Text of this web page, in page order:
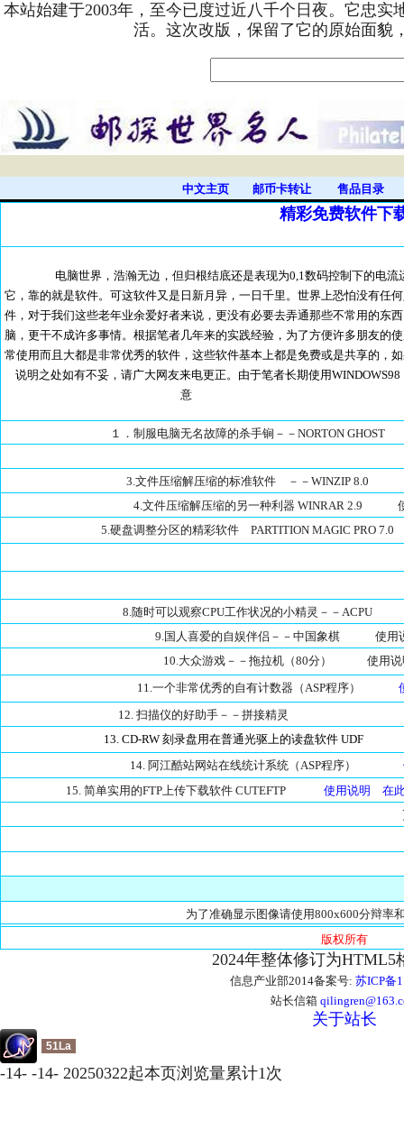
本站始建于2003年，至今已度过近八千个日夜。它忠
活。这次改版，保留了它的原始面貌
中文主页 邮币卡转让 售品目录
精彩免费软件下
电脑世界，浩瀚无边，但归根结底还是表现为0,1数码控制下的电流运
它，靠的就是软件。可这软件又是日新月异，一日千里。世界上恐怕没有任
件，对于我们这些老年业余爱好者来说，更没有必要去弄通那些不常用的东
脑，更干不成许多事情。根据笔者几年来的实践经验，为了方便许多朋友的
常使用而且大都是非常优秀的软件，这些软件基本上都是免费或是共享的，
说明之处如有不妥，请广大网友来电更正。由于笔者长期使用
１．制服电脑无名故障的杀手锏－－NORTON
3.文件压缩解压缩的标准软件 －－WINZIP
4.文件压缩解压缩的另一种利器 WINRAR
5.硬盘调整分区的精彩软件 PARTITION MAGIC
8.随时可以观察CPU工作状况的小精灵－－
9.国人喜爱的自娱伴侣－－中国象棋
10.大众游戏－－拖拉机（80分）
11.一个非常优秀的自有计数器（ASP程序）
12. 扫描仪的好助手－－拼接精
13. CD-RW 刻录盘用在普通光驱上的读盘软件 UDF
14. 阿江酷站网站在线统计系统（ASP程序）
15. 简单实用的FTP上传下载软件 CUTEFTP 使用说明
在
为了准确显示图像请使用800x600分辩
版权所有
2024年整体修订为HTML5
信息产业部2014备案号: 苏ICP备
站长信箱
关于站长
51La
-14- -14- 20250322起本页浏览量累计1次